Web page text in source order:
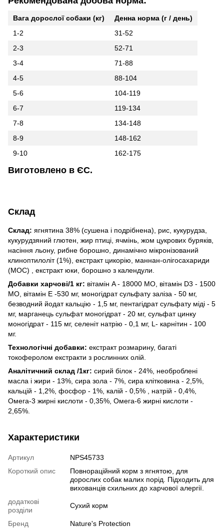
Вага дорослої собаки (кг)
Денна норма (г / день)
1-2
31-52
2-3
52-71
3-4
71-88
4-5
88-104
5-6
104-119
6-7
119-134
7-8
134-148
8-9
148-162
9-10
162-175
Виготовлено в ЄС.
Склад
Склад: ягнятина 38% (сушена і подрібнена), рис, кукурудза,
кукурудзяний глютен, жир птиці, ячмінь, жом цукрових буряків,
насіння льону, рибне борошно, динамічно мікронізований
клиноптилоліт (1%), екстракт цикорію, маннан-олігосахариди
(МОС) , екстракт юки, борошно з календули.
Добавки харчові/1 кг: вітамін A - 18000 MО, вітамін D3 - 1500
MО, вітамін E -530 мг, моногідрат сульфату заліза - 50 мг,
безводний йодат кальцію - 1,5 мг, пентагідрат сульфату міді - 5
мг, марганець сульфат моногідрат - 20 мг, сульфат цинку
моногідрат - 115 мг, селеніт натрію - 0,1 мг, L- карнітин - 100
мг.
Технологічні добавки: екстракт розмарину, багаті
токоферолом екстракти з рослинних олій.
Aнaлітичний склад /1кг: сирий білок - 24%, необроблені
масла і жири - 13%, сира зола - 7%, сира клітковина - 2,5%,
кальцій - 1,2%, фосфор - 1%, калій - 0,5% , натрій - 0,4%,
Омега-3 жирні кислоти - 0,35%, Омега-6 жирні кислоти -
2,65%.
Характеристики
Артикул
NPS45733
Короткий опис
Повнораційний корм з ягнятою, для
дорослих собак малих порід. Підходить для
вихованців схильних до харчової алергії.
додаткові
розділи
Сухий корм
Бренд
Nature's Protection